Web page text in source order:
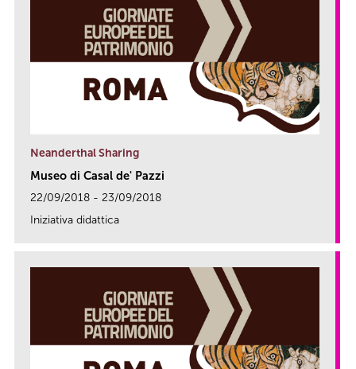
Neanderthal Sharing
Museo di Casal de' Pazzi
22/09/2018 - 23/09/2018
Iniziativa didattica